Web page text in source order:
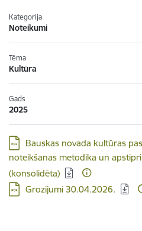
Kategorija
Noteikumi
Tēma
Kultūra
Gads
2025
Lejupielādēt:
Bauskas novada kultūras
noteikšanas metodika un
(konsolidēta)
Lejupielādēt:
Grozījumi 30.04.2026.